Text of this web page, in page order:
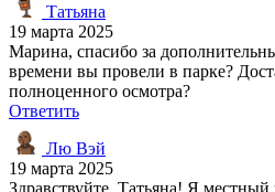
Татьяна
19 марта 2025
Марина, спасибо за
времени вы провели в парке?
полноценного осмотра?
Ответить
Лю Вэй
19 марта 2025
Здравствуйте, Татьяна! Я